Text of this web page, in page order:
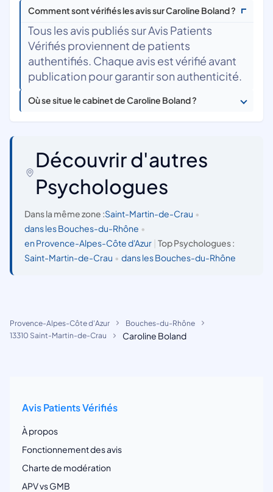
Comment sont vérifiés les avis sur Caroline Boland ?
Tous les avis publiés sur Avis Patients
Vérifiés proviennent de patients
authentifiés. Chaque avis est vérifié avant
publication pour garantir son authenticité.
Où se situe le cabinet de Caroline Boland ?
Découvrir d'autres
Psychologues
Dans la même zone :Saint-Martin-de-Crau •
dans les Bouches-du-Rhône •
en Provence-Alpes-Côte d'Azur
Top Psychologues :
Saint-Martin-de-Crau • dans les Bouches-du-Rhône
Provence-Alpes-Côte d'Azur
Bouches-du-Rhône
13310 Saint-Martin-de-Crau
Caroline Boland
Avis Patients Vérifiés
À propos
Fonctionnement des avis
Charte de modération
APV vs GMB